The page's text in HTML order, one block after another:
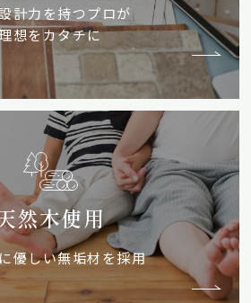
計力を持つプロが
理想をカタチに
然木使用
優しい無垢材を採用